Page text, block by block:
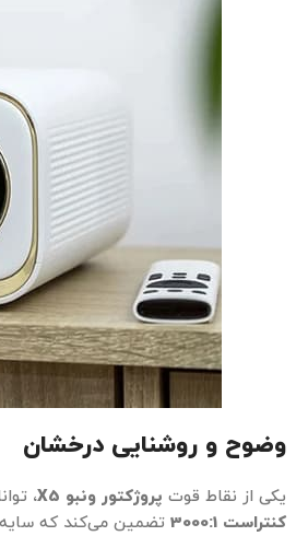
وضوح و روشنایی درخشان
یکی از نقاط قوت پروژکتور ونبو X5،
کنتراست 3000:1
تضمین می‌کند که